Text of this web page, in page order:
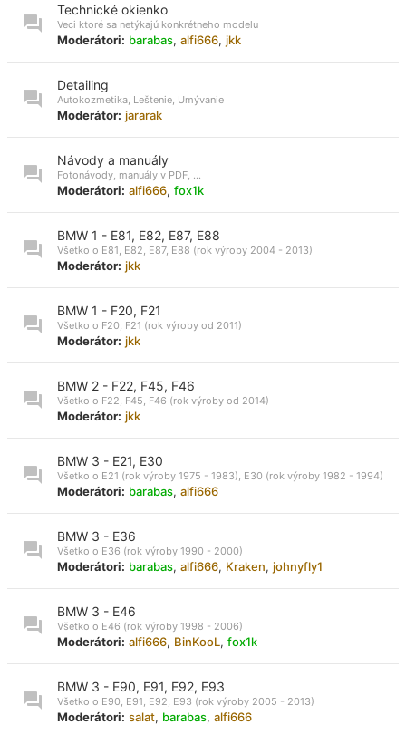
Technické okienko
Veci ktoré sa netýkajú konkrétneho modelu
Moderátori: barabas, alfi666, jkk
Detailing
Autokozmetika, Leštenie, Umývanie
Moderátor: jararak
Návody a manuály
Fotonávody, manuály v PDF, ...
Moderátori: alfi666, fox1k
BMW 1 - E81, E82, E87, E88
Všetko o E81, E82, E87, E88 (rok výroby 2004 - 2013)
Moderátor: jkk
BMW 1 - F20, F21
Všetko o F20, F21 (rok výroby od 2011)
Moderátor: jkk
BMW 2 - F22, F45, F46
Všetko o F22, F45, F46 (rok výroby od 2014)
Moderátor: jkk
BMW 3 - E21, E30
Všetko o E21 (rok výroby 1975 - 1983), E30 (rok výroby 1982 - 1994)
Moderátori: barabas, alfi666
BMW 3 - E36
Všetko o E36 (rok výroby 1990 - 2000)
Moderátori: barabas, alfi666, Kraken, johnyfly1
BMW 3 - E46
Všetko o E46 (rok výroby 1998 - 2006)
Moderátori: alfi666, BinKooL, fox1k
BMW 3 - E90, E91, E92, E93
Všetko o E90, E91, E92, E93 (rok výroby 2005 - 2013)
Moderátori: salat, barabas, alfi666